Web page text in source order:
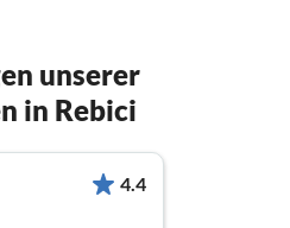
unserer
in Rebici
4.4